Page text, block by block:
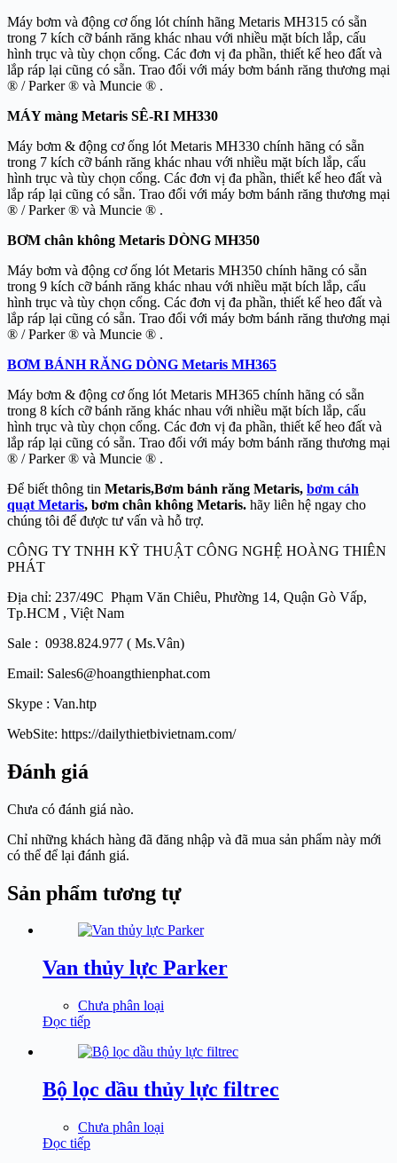
Máy bơm và động cơ ống lót chính hãng Metaris MH315 có sẵn
trong 7 kích cỡ bánh răng khác nhau với nhiều mặt bích lắp, cấu
hình trục và tùy chọn cổng. Các đơn vị đa phần, thiết kế heo đất và
lắp ráp lại cũng có sẵn. Trao đổi với máy bơm bánh răng thương mại
® / Parker ® và Muncie ® .
MÁY màng Metaris SÊ-RI MH330
Máy bơm & động cơ ống lót Metaris MH330 chính hãng có sẵn
trong 7 kích cỡ bánh răng khác nhau với nhiều mặt bích lắp, cấu
hình trục và tùy chọn cổng. Các đơn vị đa phần, thiết kế heo đất và
lắp ráp lại cũng có sẵn. Trao đổi với máy bơm bánh răng thương mại
® / Parker ® và Muncie ® .
BƠM chân không Metaris DÒNG MH350
Máy bơm và động cơ ống lót Metaris MH350 chính hãng có sẵn
trong 9 kích cỡ bánh răng khác nhau với nhiều mặt bích lắp, cấu
hình trục và tùy chọn cổng. Các đơn vị đa phần, thiết kế heo đất và
lắp ráp lại cũng có sẵn. Trao đổi với máy bơm bánh răng thương mại
® / Parker ® và Muncie ® .
BƠM BÁNH RĂNG DÒNG Metaris MH365
Máy bơm & động cơ ống lót Metaris MH365 chính hãng có sẵn
trong 8 kích cỡ bánh răng khác nhau với nhiều mặt bích lắp, cấu
hình trục và tùy chọn cổng. Các đơn vị đa phần, thiết kế heo đất và
lắp ráp lại cũng có sẵn. Trao đổi với máy bơm bánh răng thương mại
® / Parker ® và Muncie ® .
Để biết thông tin Metaris,Bơm bánh răng Metaris, bơm cáh
quạt Metaris, bơm chân không Metaris. hãy liên hệ ngay cho
chúng tôi để được tư vấn và hỗ trợ.
CÔNG TY TNHH KỸ THUẬT CÔNG NGHỆ HOÀNG THIÊN
PHÁT
Địa chỉ: 237/49C Phạm Văn Chiêu, Phường 14, Quận Gò Vấp,
Tp.HCM , Việt Nam
Sale : 0938.824.977 ( Ms.Vân)
Email: Sales6@hoangthienphat.com
Skype : Van.htp
WebSite: https://dailythietbivietnam.com/
Đánh giá
Chưa có đánh giá nào.
Chỉ những khách hàng đã đăng nhập và đã mua sản phẩm này mới
có thể để lại đánh giá.
Sản phẩm tương tự
Van thủy lực Parker
Chưa phân loại
Đọc tiếp
Bộ lọc dầu thủy lực filtrec
Chưa phân loại
Đọc tiếp